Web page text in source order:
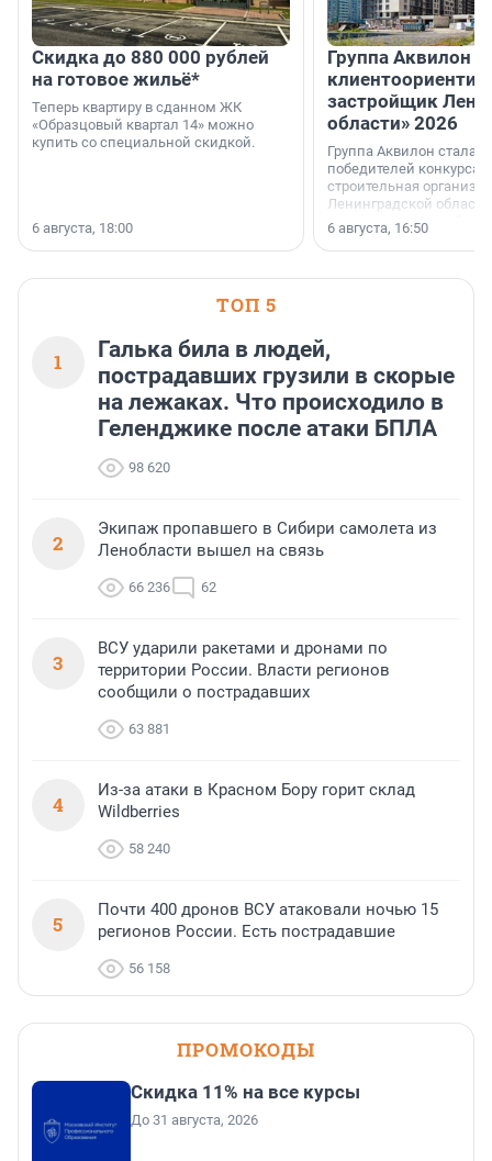
Скидка до 880 000 рублей
на готовое жильё*
Теперь квартиру в сданном ЖК
«Образцовый квартал 14» можно
купить со специальной скидкой.
6 августа, 18:00
Группа Аквилон
застройщик
области» 2026
Группа Аквилон стала
победителей конкурса
строительная
Ленинградской области
номинации «Самый
застройщик
области».
6 августа, 16:50
ТОП 5
1
Галька била в людей,
пострадавших грузили в скорые
на лежаках. Что происходило в
Геленджике после атаки БПЛА
98 620
2
Экипаж пропавшего в Сибири самолета из
Ленобласти вышел на связь
66 236 62
3
ВСУ ударили ракетами и дронами по
территории России. Власти регионов
сообщили о пострадавших
63 881
4
Из-за атаки в Красном Бору горит склад
Wildberries
58 240
5
Почти 400 дронов ВСУ атаковали ночью 15
регионов России. Есть пострадавшие
56 158
ПРОМОКОДЫ
Скидка 11% на все курсы
До 31 августа, 2026